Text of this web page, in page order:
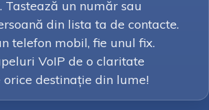
Tastează un număr sau
din lista ta de contacte.
telefon mobil, fie unul fix.
VoIP de o claritate
destinație din lume!